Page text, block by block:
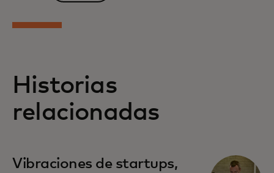
Historias
relacionadas
Vibraciones de startups,